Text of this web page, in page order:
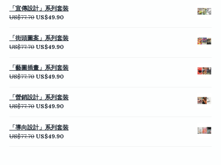
價
格：
US$77.70。
價
格：
「宣傳設計」系列套裝
US$77.70 原
價
格：
US$77.70。
US$49.90目
價
格：
「街頭圖案」系列套裝
US$77.70 原
價
格：
US$77.70。
US$49.90目
價
格：
「藝圖插畫」系列套裝
US$77.70 原
價
格：
US$77.70。
US$49.90目
價
格：
「營銷設計」系列套裝
US$77.70 原
價
格：
US$77.70。
US$49.90目
價
格：
「導向設計」系列套裝
US$77.70 原
US$49.90目